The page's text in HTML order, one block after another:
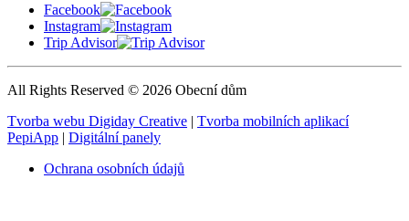
Facebook
Instagram
Trip Advisor
All Rights Reserved © 2026 Obecní dům
Tvorba webu Digiday Creative | Tvorba mobilních aplikací
PepiApp | Digitální panely
Ochrana osobních údajů